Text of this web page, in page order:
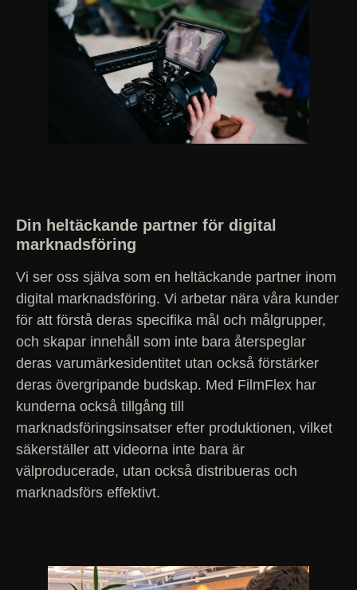
Din heltäckande partner för digital
marknadsföring
Vi ser oss själva som en heltäckande partner inom
digital marknadsföring. Vi arbetar nära våra kunder
för att förstå deras specifika mål och målgrupper,
och skapar innehåll som inte bara återspeglar
deras varumärkesidentitet utan också förstärker
deras övergripande budskap. Med FilmFlex har
kunderna också tillgång till
marknadsföringsinsatser efter produktionen, vilket
säkerställer att videorna inte bara är
välproducerade, utan också distribueras och
marknadsförs effektivt.